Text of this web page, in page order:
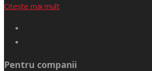
Citește mai mult
Pentru companii